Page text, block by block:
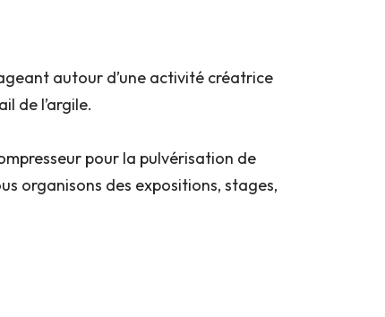
autour d’une activité créatrice
de l’argile.
pour la pulvérisation de
organisons des expositions, stages,